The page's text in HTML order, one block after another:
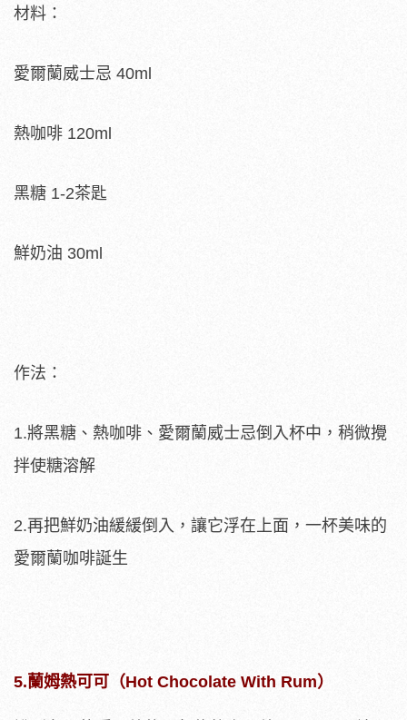
材料：
愛爾蘭威士忌 40ml
熱咖啡 120ml
黑糖 1-2茶匙
鮮奶油 30ml
作法：
1.將黑糖、熱咖啡、愛爾蘭威士忌倒入杯中，稍微攪
拌使糖溶解
2.再把鮮奶油緩緩倒入，讓它浮在上面，一杯美味的
愛爾蘭咖啡誕生
5.蘭姆熱可可（Hot Chocolate With Rum）